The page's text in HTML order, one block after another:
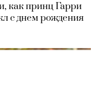
как принц Гарри
с днем рождения